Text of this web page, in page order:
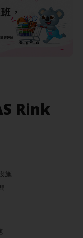
Rink
施